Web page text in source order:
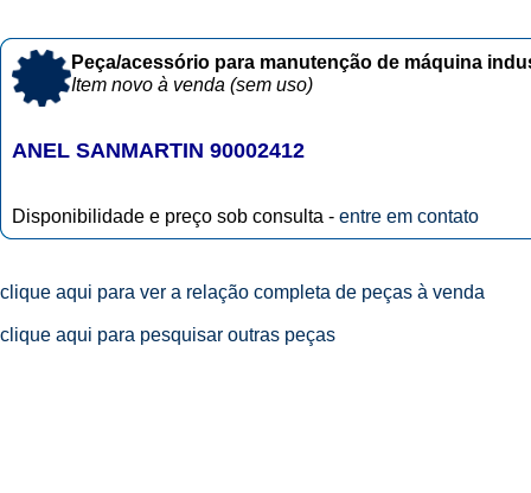
Peça/acessório para manutenção de máquina
Item novo à venda (sem uso)
ANEL SANMARTIN 90002412
Disponibilidade e preço sob consulta - entre em contato
clique aqui para ver a relação completa de peças à venda
clique aqui para pesquisar outras peças